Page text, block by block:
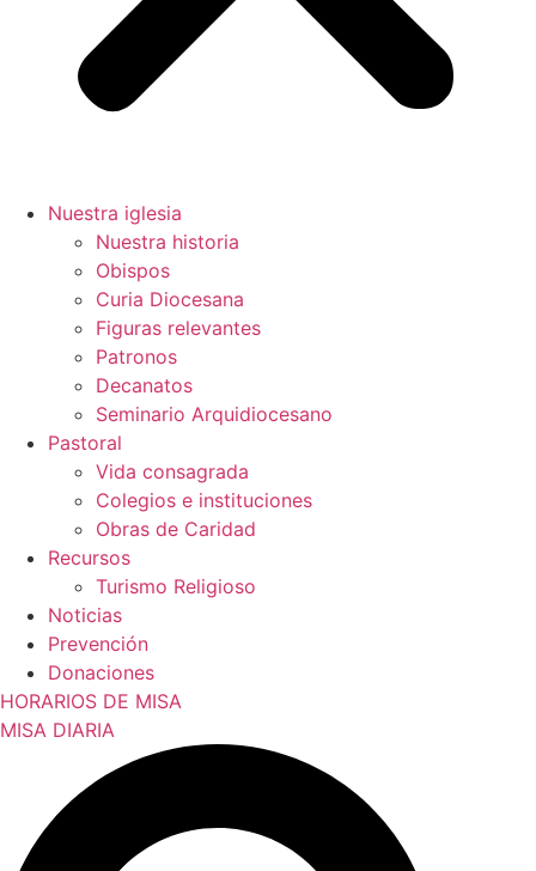
Nuestra iglesia
Nuestra historia
Obispos
Curia Diocesana
Figuras relevantes
Patronos
Decanatos
Seminario Arquidiocesano
Pastoral
Vida consagrada
Colegios e instituciones
Obras de Caridad
Recursos
Turismo Religioso
Noticias
Prevención
Donaciones
HORARIOS DE MISA
MISA DIARIA